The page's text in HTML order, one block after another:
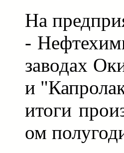
На
-
заводах
и
итоги
ом